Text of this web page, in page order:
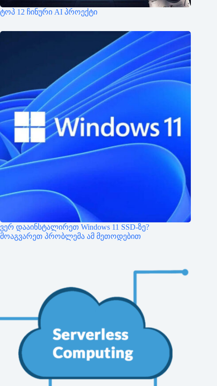
ტოპ 12 ჩინური AI პროექტი
ვერ დააინსტალირეთ Windows 11 SSD-ზე?
მოაგვარეთ პრობლემა ამ მეთოდებით